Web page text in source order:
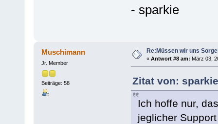
- sparkie
Muschimann
Jr. Member
Beiträge: 58
Re:Müssen wir uns
« Antwort #8 am: März 03,
Zitat von:
Ich hoffe nur,
jeglicher